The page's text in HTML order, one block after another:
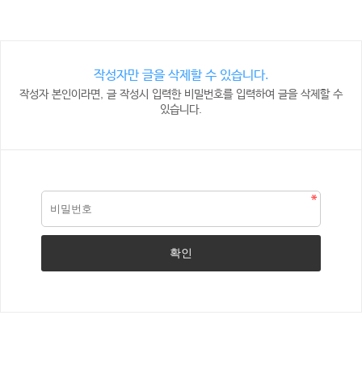
작성자만 글을 삭제할 수 있습니다.
작성자 본인이라면, 글 작성시 입력한 비밀번호를 입력하여 글을 삭제할 수
있습니다.